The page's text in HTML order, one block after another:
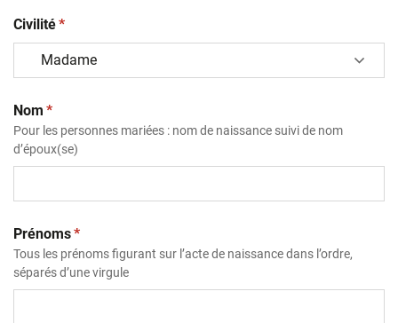
Civilité(obligatoire)
*
Nom (obligatoire)
*
Pour les personnes mariées : nom de naissance suivi de nom
d’époux(se)
Prénoms(obligatoire)
*
Tous les prénoms figurant sur l’acte de naissance dans l’ordre,
séparés d’une virgule